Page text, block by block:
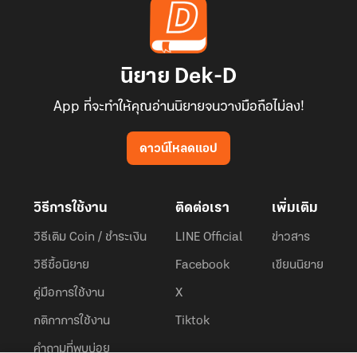
นิยาย Dek-D
App ที่จะทำให้คุณอ่านนิยายจนวางมือถือไม่ลง!
ดาวน์โหลดแอป
วิธีการใช้งาน
วิธีเติม Coin / ชำระเงิน
วิธีซื้อนิยาย
คู่มือการใช้งาน
กติกาการใช้งาน
คำถามที่พบบ่อย
ติดต่อเรา
LINE Official
Facebook
X
Tiktok
เพิ่มเติม
ข่าวสาร
เขียนนิยาย